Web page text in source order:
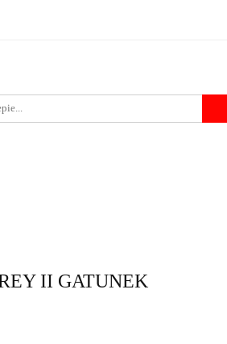
II GATUNEK